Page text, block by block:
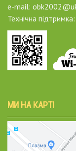
e-mail:
Технічна
МИ НА КАРТІ